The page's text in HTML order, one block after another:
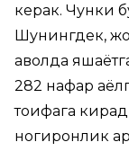
керак. Чунки
Шунингдек,
аҳволда
282 нафар
тоифага
ногиронлик